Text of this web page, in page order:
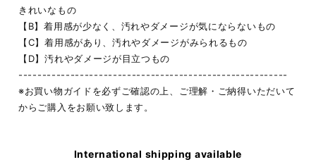
きれいなもの
【B】着用感が少なく、汚れやダメージが気にならないもの
【C】着用感があり、汚れやダメージがみられるもの
【D】汚れやダメージが目立つもの
---------------------------------------------------------
※お買い物ガイドを必ずご確認の上、ご理解・ご納得いただいて
からご購入をお願い致します。
International shipping available